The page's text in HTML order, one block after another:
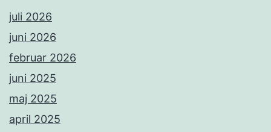
juli 2026
juni 2026
februar 2026
juni 2025
maj 2025
april 2025